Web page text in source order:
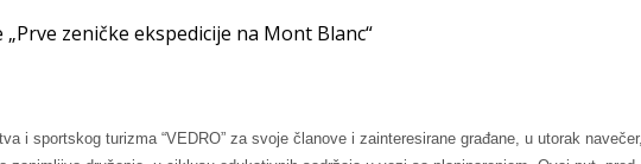
zeničke ekspedicije na Mont Blanc“
i sportskog turizma “VEDRO” za svoje članove i zainteresirane građane, u utorak